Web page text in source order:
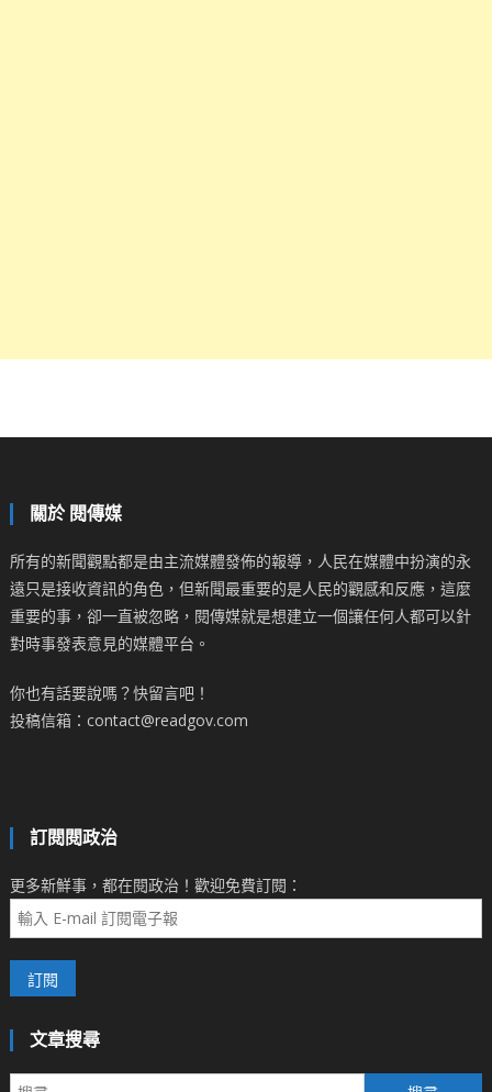
關於 閱傳媒
所有的新聞觀點都是由主流媒體發佈的報導，人民在媒體中扮演的永
遠只是接收資訊的角色，但新聞最重要的是人民的觀感和反應，這麼
重要的事，卻一直被忽略，閱傳媒就是想建立一個讓任何人都可以針
對時事發表意見的媒體平台。
你也有話要說嗎？快留言吧！
投稿信箱：contact@readgov.com
訂閱閱政治
更多新鮮事，都在閱政治！歡迎免費訂閱：
文章搜尋